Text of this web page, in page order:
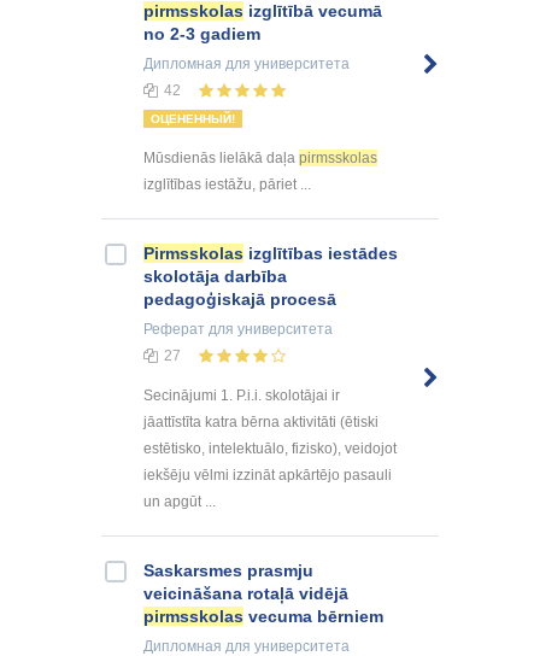
pirmsskolas izglītībā vecumā
no 2-3 gadiem
Дипломная для университета
42
ОЦЕНЕННЫЙ!
Mūsdienās lielākā daļa pirmsskolas
izglītības iestāžu, pāriet ...
Pirmsskolas izglītības iestādes
skolotāja darbība
pedagoģiskajā procesā
Реферат для университета
27
Secinājumi 1. P.i.i. skolotājai ir
jāattīstīta katra bērna aktivitāti (ētiski
estētisko, intelektuālo, fizisko), veidojot
iekšēju vēlmi izzināt apkārtējo pasauli
un apgūt ...
Saskarsmes prasmju
veicināšana rotaļā vidējā
pirmsskolas vecuma bērniem
Дипломная для университета